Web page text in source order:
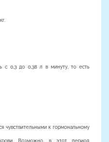
с 0,3 до 0,38 л в минуту, то есть
чувствительными к гормональному
Возможно, в этот период